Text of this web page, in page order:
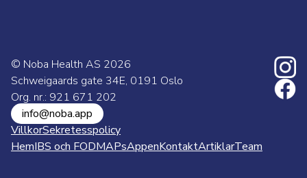
© Noba Health AS 2026
Schweigaards gate 34E, 0191 Oslo
Org. nr.: 921 671 202
info@noba.app
VillkorSekretesspolicy
HemIBS och FODMAPsAppenKontaktArtiklarTeam